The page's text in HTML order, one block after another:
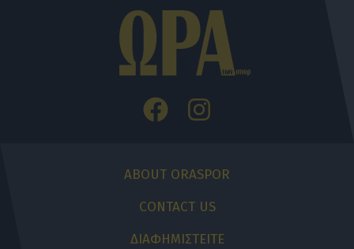
ABOUT ORASPOR
CONTACT US
ΔΙΑΦΗΜΙΣΤΕΙΤΕ